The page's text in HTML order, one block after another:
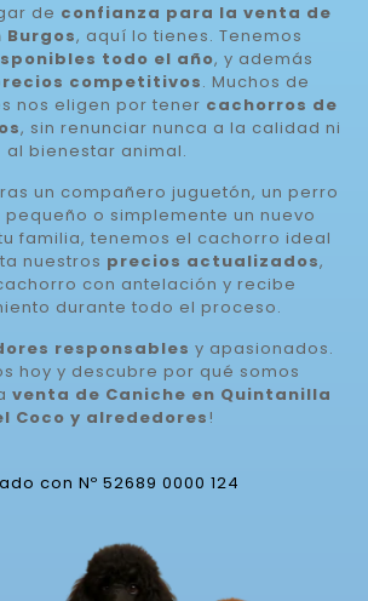
de confianza para la venta de
Burgos, aquí lo tienes. Tenemos
todo el año, y además
competitivos. Muchos de
nos eligen por tener cachorros de
, sin renunciar nunca a la calidad ni
al bienestar animal.
un compañero juguetón, un perro
o simplemente un nuevo
familia, tenemos el cachorro ideal
nuestros precios actualizados,
con antelación y recibe
durante todo el proceso.
responsables y apasionados.
hoy y descubre por qué somos
venta de Caniche en Quintanilla
Coco y alrededores!
con Nº 52689 0000 124